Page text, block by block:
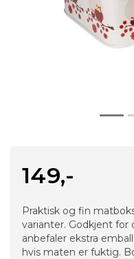
149,-
Praktisk og fin
varianter. Godkjent for
anbefaler ekstra
hvis maten er fuktig.